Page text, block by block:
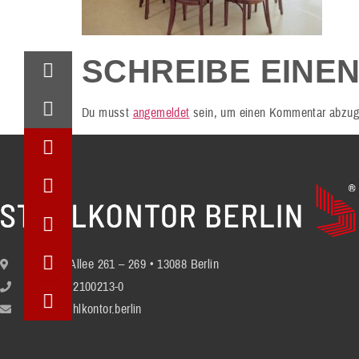
SCHREIBE
Du musst angemeldet sein, um einen Kommentar
Berliner Allee 261 – 269 • 13088 Berlin
+49 (30) 2100213-0
info@stuhlkontor.berlin